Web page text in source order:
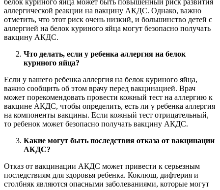
белок куриного яйца может быть повышенный риск развития
аллергической реакции на вакцину АКДС. Однако, важно
отметить, что этот риск очень низкий, и большинство детей с
аллергией на белок куриного яйца могут безопасно получать
вакцину АКДС.
Что делать, если у ребенка аллергия на белок
куриного яйца?
Если у вашего ребенка аллергия на белок куриного яйца,
важно сообщить об этом врачу перед вакцинацией. Врач
может порекомендовать провести кожный тест на аллергию к
вакцине АКДС, чтобы определить, есть ли у ребенка аллергия
на компоненты вакцины. Если кожный тест отрицательный,
то ребенок может безопасно получать вакцину АКДС.
Какие могут быть последствия отказа от вакцинации
АКДС?
Отказ от вакцинации АКДС может привести к серьезным
последствиям для здоровья ребенка. Коклюш, дифтерия и
столбняк являются опасными заболеваниями, которые могут